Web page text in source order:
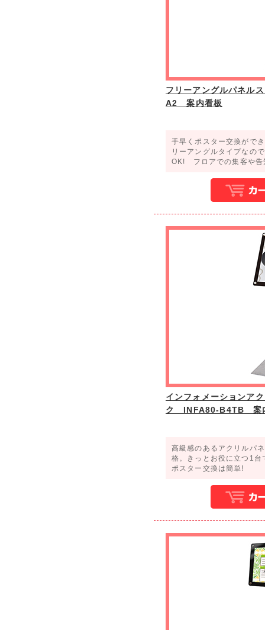
フリーアングルパネル
A2 案内看板
手早くポスター交換がで
リーアングルタイプなの
OK! フロアでの集客や告
インフォメーションア
ク INFA80-B4TB 案
高級感のあるアクリルパ
格。きっとお役に立つ1台
ポスター交換は簡単!